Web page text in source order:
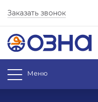
Заказать звонок
Меню